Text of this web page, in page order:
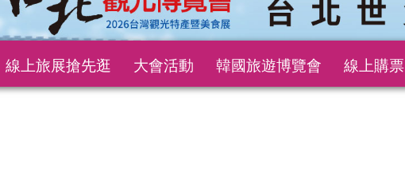
線上旅展搶先逛 大會活動 韓國旅遊博覽會 線上購票